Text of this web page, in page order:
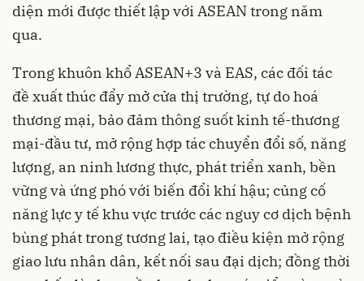
diện mới được thiết lập với ASEAN trong năm
qua.
Trong khuôn khổ ASEAN+3 và EAS, các đối tác
đề xuất thúc đẩy mở cửa thị trường, tự do hoá
thương mại, bảo đảm thông suốt kinh tế-thương
mại-đầu tư, mở rộng hợp tác chuyển đổi số, năng
lượng, an ninh lương thực, phát triển xanh, bền
vững và ứng phó với biến đổi khí hậu; củng cố
năng lực y tế khu vực trước các nguy cơ dịch bệnh
bùng phát trong tương lai, tạo điều kiện mở rộng
giao lưu nhân dân, kết nối sau đại dịch; đồng thời